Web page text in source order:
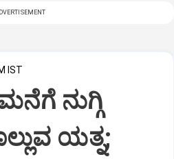
IST
ನುಗ್ಗಿ
ಯತ್ನ;